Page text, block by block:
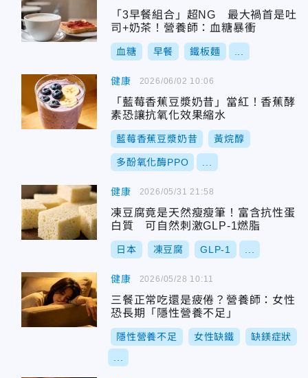
「3早餐組合」超NG 最大禍首是吐
司+奶茶！營養師：血糖暴衝
血糖 早餐 鐵板麵
健康
「藍莓香蕉豆漿奶昔」當紅！香蕉酵
素恐讓抗氧化效果縮水
藍莓香蕉豆漿奶昔 黃烷醇
多酚氧化酶PPO
2026/06/02 10:06
健康
凍豆腐竟是天然瘦瘦筆！富含抗性蛋
白質 可自然刺激GLP-1燃脂
日本 凍豆腐 GLP-1
2026/05/31 21:58
健康
三餐正常吃還是疲倦？營養師：女性
恐長期「隱性營養不足」
隱性營養不足 女性缺鐵 缺鎂症狀
2026/05/28 10:11